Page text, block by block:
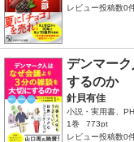
レビュー投稿数0
デンマー
するのか
針貝有佳
小説・実用書、
1巻
773pt
レビュー投稿数0